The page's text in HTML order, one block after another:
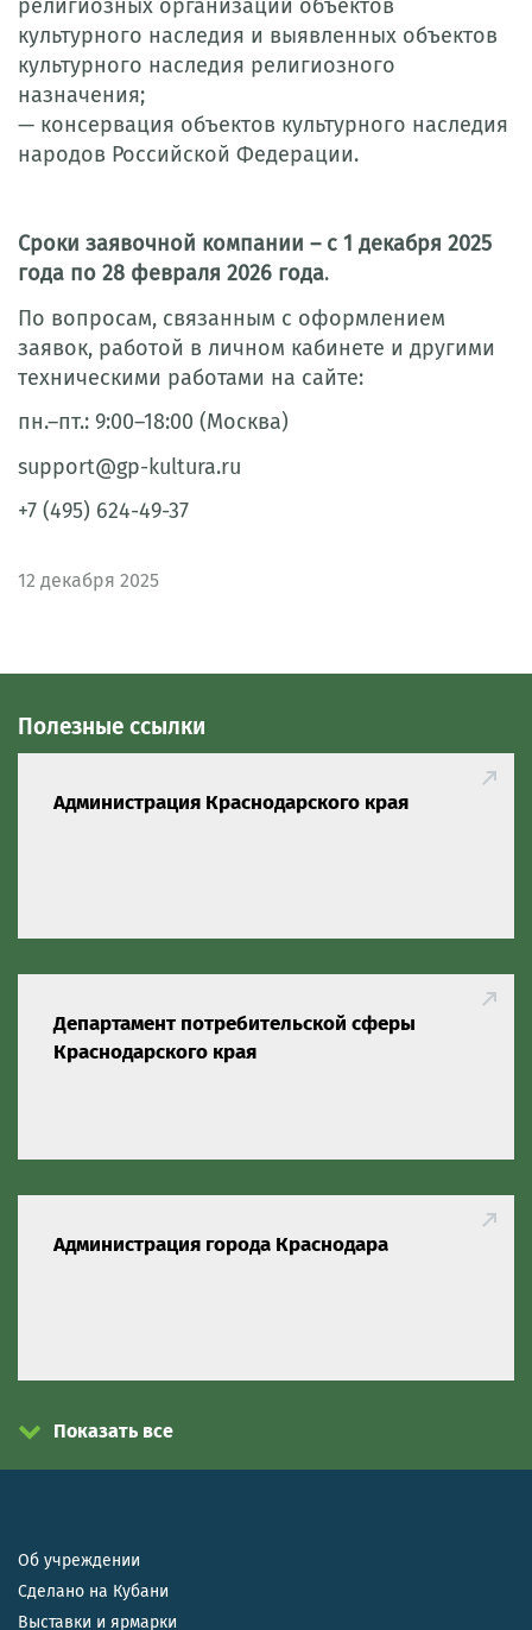
религиозных организаций объектов
культурного наследия и выявленных объектов
культурного наследия религиозного
назначения;
— консервация объектов культурного наследия
народов Российской Федерации.
Сроки заявочной компании – с 1 декабря 2025
года по 28 февраля 2026 года.
По вопросам, связанным с оформлением
заявок, работой в личном кабинете и другими
техническими работами на сайте:
пн.–пт.: 9:00–18:00 (Москва)
support@gp-kultura.ru
+7 (495) 624-49-37
12 декабря 2025
Полезные ссылки
Администрация Краснодарского края
Департамент потребительской сферы
Краснодарского края
Администрация города Краснодара
Показать все
Об учреждении
Сделано на Кубани
Выставки и ярмарки